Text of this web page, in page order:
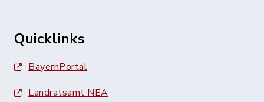
Quicklinks
BayernPortal
Landratsamt NEA